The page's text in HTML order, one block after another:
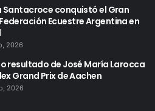
conquistó el Gran
Ecuestre Argentina en
2026
resultado de José María Larocca
Grand Prix de Aachen
2026